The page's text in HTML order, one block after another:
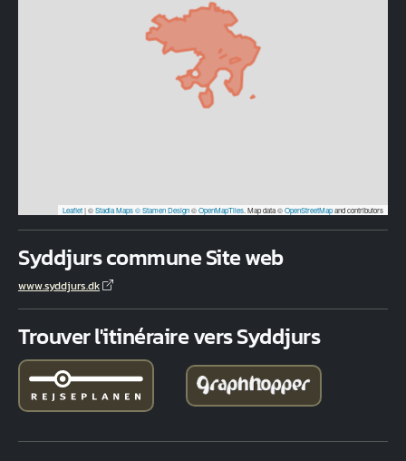
Leaflet|©Stadia Maps© Stamen Design©OpenMapTiles . Map data ©OpenStreetMapand contributors
Syddjurs commune Site web
www.syddjurs.dk
Trouver l'itinéraire vers Syddjurs